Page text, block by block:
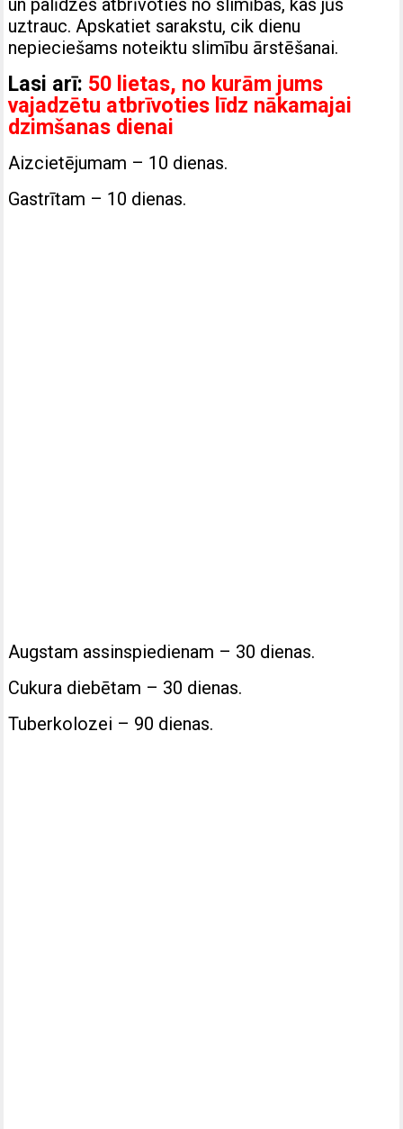
un palīdzēs atbrīvoties no slimības, kas jūs
uztrauc. Apskatiet sarakstu, cik dienu
nepieciešams noteiktu slimību ārstēšanai.
Lasi arī: 50 lietas, no kurām jums
vajadzētu atbrīvoties līdz nākamajai
dzimšanas dienai
Aizcietējumam – 10 dienas.
Gastrītam – 10 dienas.
Augstam assinspiedienam – 30 dienas.
Cukura diebētam – 30 dienas.
Tuberkolozei – 90 dienas.